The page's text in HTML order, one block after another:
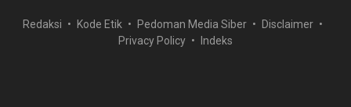
Redaksi Kode Etik Pedoman Media Siber
Disclaimer
Privacy Policy
Indeks